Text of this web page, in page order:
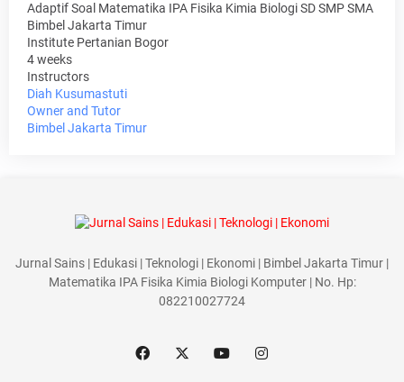
Adaptif Soal Matematika IPA Fisika Kimia Biologi SD SMP SMA
Bimbel Jakarta Timur
Institute Pertanian Bogor
4 weeks
Instructors
Diah Kusumastuti
Owner and Tutor
Bimbel Jakarta Timur
Jurnal Sains | Edukasi | Teknologi | Ekonomi | Bimbel Jakarta Timur |
Matematika IPA Fisika Kimia Biologi Komputer | No. Hp:
082210027724